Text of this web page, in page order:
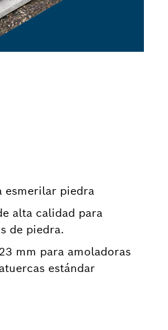
esmerilar piedra
alta calidad para
de piedra.
mm para amoladoras
estándar